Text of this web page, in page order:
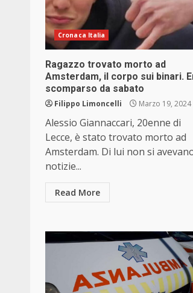
Cronaca Italia
Ragazzo trovato morto ad
Amsterdam, il corpo sui binari.
scomparso da sabato
Filippo Limoncelli Marzo 19, 2024
Alessio Giannaccari, 20enne di
Lecce, è stato trovato morto ad
Amsterdam. Di lui non si
notizie...
Read More